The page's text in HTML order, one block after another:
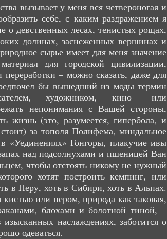
вызывает у меня вся четвероногая и
себе, с каким раздражением я
о девственных лесах, тенистых рощах,
долинах, заснеженных вершинах и
сырье имеет для меня значение
для городской цивилизации,
– можно сказать, даже для
бы вышедший из моды термин
художником, кино– или
непонимания с Вашей стороны,
жизнь (это, разумеется, гипербола, и
за тополя Полифема, миндальное
«Уединениях» Гонгоры, плакучие ивы
над подсолнухами и пшеницей Ван
чтобы отстоять никому не нужный
хотят построить кемпинг, или
в Перу, хоть в Сибири, хоть в Альпах.
или пером, природа как таковая,
блохами и болотной тиной, –
изысканных наслаждениях, заботится о
одеваться.